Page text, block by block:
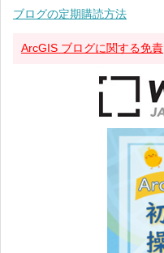
ブログの定期購読方法
ArcGIS ブログに関する免責